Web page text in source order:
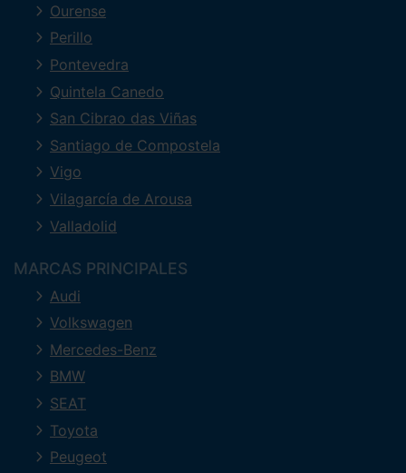
Ourense
Perillo
Pontevedra
Quintela Canedo
San Cibrao das Viñas
Santiago de Compostela
Vigo
Vilagarcía de Arousa
Valladolid
MARCAS PRINCIPALES
Audi
Volkswagen
Mercedes-Benz
BMW
SEAT
Toyota
Peugeot